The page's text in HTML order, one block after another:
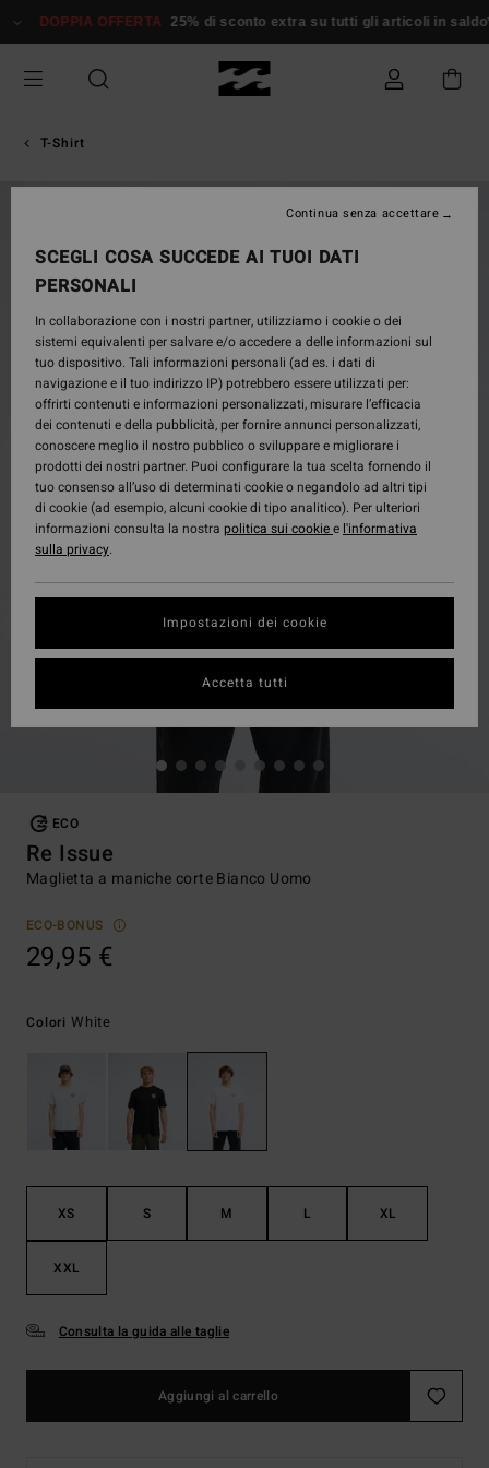
alle
prodotto
DOPPIA OFFERTA 25% di sconto extra su tutti gli articoli in saldo*
T-Shirt
ECO
Re Issue
Maglietta a maniche corte Bianco Uomo
ECO-BONUS
29,95 €
Colori White
XS S M L XL
XXL
Consulta la guida alle taglie
Aggiungi al carrello
SCEGLI COSA SUCCEDE AI TUOI DATI
PERSONALI
In collaborazione con i nostri partner, utilizziamo i cookie o dei
sistemi equivalenti per salvare e/o accedere a delle informazioni sul
tuo dispositivo. Tali informazioni personali (ad es. i dati di
navigazione e il tuo indirizzo IP) potrebbero essere utilizzati per:
offrirti contenuti e informazioni personalizzati, misurare l’efficacia
dei contenuti e della pubblicità, per fornire annunci personalizzati,
conoscere meglio il nostro pubblico o sviluppare e migliorare i
prodotti dei nostri partner. Puoi configurare la tua scelta fornendo il
tuo consenso all’uso di determinati cookie o negandolo ad altri tipi
di cookie (ad esempio, alcuni cookie di tipo analitico). Per ulteriori
informazioni consulta la nostra politica sui cookiee l'informativa
sulla privacy.
Impostazioni dei cookie
Continua senza accettare
Accetta tutti